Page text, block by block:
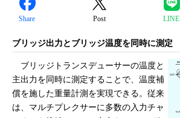
Share Post LINE
ブリッジ出力とブリッジ温度を同時に測定
ブリッジトランスデューサーの温度と
主出力を同時に測定することで、温度補
償を施した重量計測を実現できる。従来
は、マルチプレクサーに多数の入力チャ